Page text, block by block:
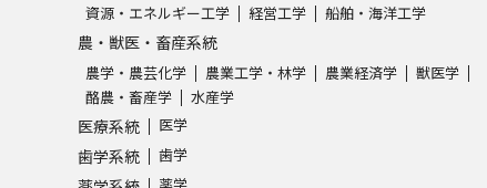
資源・エネルギー工学
経営工学 船舶・海洋工学
農・獣医・畜産系統
農学・農芸化学 農業工学・林学 農業経済学
獣医学
酪農・畜産学
水産学
医療系統 医学
歯学系統 歯学